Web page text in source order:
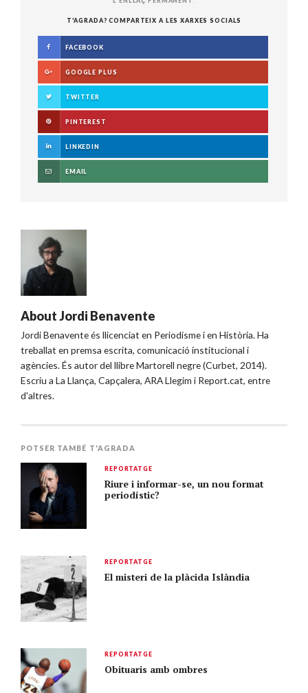
T'AGRADA? COMPARTEIX A LES XARXES SOCIALS
FACEBOOK
GOOGLE PLUS
TWITTER
PINTEREST
LINKEDIN
EMAIL
AboutJordi Benavente
Jordi Benavente és llicenciat en Periodisme i en Història. Ha
treballat en premsa escrita, comunicació institucional i
agències. És autor del llibre Martorell negre (Curbet, 2014).
Escriu a La Llança, Capçalera, ARA Llegim i Report.cat, entre
d'altres.
POTSER TAMBÉ T'AGRADA
REPORTATGE
Riure i informar-se, un nou format
periodístic?
REPORTATGE
El misteri de la plàcida Islàndia
REPORTATGE
Obituaris amb ombres